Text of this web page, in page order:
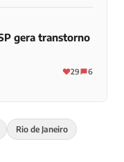
gera transtorno
29 6
Rio de Janeiro